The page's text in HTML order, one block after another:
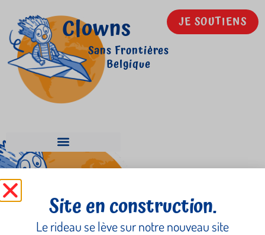
JE SOUTIENS
Clowns
Sans Frontières
Belgique
Solange Marguerite
Site en construction.
Le rideau se lève sur notre nouveau site